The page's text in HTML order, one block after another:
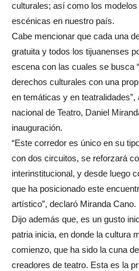
culturales; así como los
escénicas en nuestro país.
Cabe mencionar que cada una
gratuita y todos los tijuanenses
escena con las cuales se busca
derechos culturales con una
en temáticas y en
nacional de Teatro, Daniel
inauguración.
“Este corredor es único en su
con dos circuitos, se reforzará
interinstitucional, y desde luego
que ha posicionado este
artístico”, declaró Miranda Cano.
Dijo además que, es un gusto
patria inicia, en donde la cultura
comienzo, que ha sido la cuna
creadores de teatro. Esta es la